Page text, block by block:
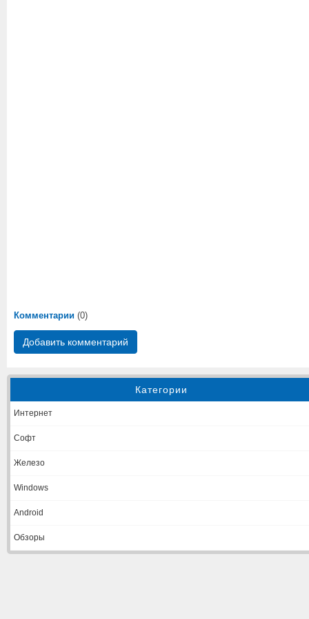
Категории
Интернет
Софт
Железо
Windows
Android
Обзоры
Комментарии (0)
Добавить комментарий